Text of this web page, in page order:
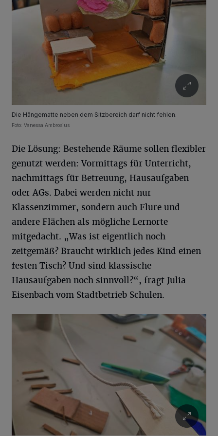
Die Hängematte neben dem Sitzbereich darf nicht fehlen.
Foto: Vanessa Ambrosius
Die Lösung: Bestehende Räume sollen flexibler
genutzt werden: Vormittags für Unterricht,
nachmittags für Betreuung, Hausaufgaben
oder AGs. Dabei werden nicht nur
Klassenzimmer, sondern auch Flure und
andere Flächen als mögliche Lernorte
mitgedacht. „Was ist eigentlich noch
zeitgemäß? Braucht wirklich jedes Kind einen
festen Tisch? Und sind klassische
Hausaufgaben noch sinnvoll?“, fragt Julia
Eisenbach vom Stadtbetrieb Schulen.